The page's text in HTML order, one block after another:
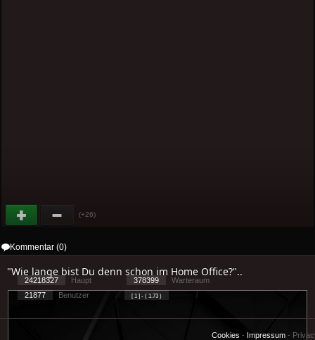
(+26)
Kommentar (0)
"Wie lange bist Du denn schon im Home Office?"..
24218327 Haupt 378399
Warteraum
21877
Benutzer [ 1 ] - ( 1.73 )
Cookies - Impressum -